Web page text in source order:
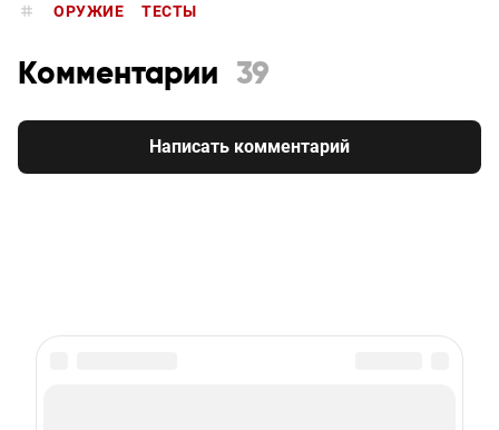
ОРУЖИЕ ТЕСТЫ
Комментарии 39
Написать комментарий